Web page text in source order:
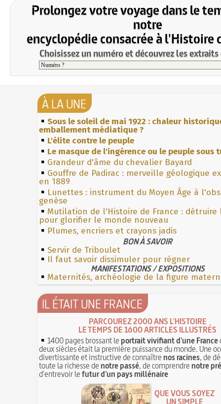
Prolongez votre voyage dans le
notre
encyclopédie consacrée à l'Histoire
Choisissez un numéro et découvrez les
À LA UNE
Sous le soleil de mai 1922 : chaleur
emballement médiatique ?
L'élite contre le peuple
Le masque de l'ingérence ou le peuple sous
Grandeur d'âme du chevalier Bayard
Gouffre de Padirac : merveille géologique
en 1889
Lunettes : instrument du Moyen Âge à
genèse
Mutilation de l'Histoire de France : détruire
pour glorifier le monde nouveau
Plumes, encriers et crayons jadis
BON À SAVOIR
Servir de Triboulet
Il faut savoir dissimuler pour régner
MANIFESTATIONS / EXPOSITIONS
Maternités, archéologie de la figure
IL ÉTAIT UNE FRANCE
PARCOUREZ 2000 ANS L'HISTOIRE
LE TEMPS DE 1600 ARTICLES ILLUSTRÉS
1400 pages brossant leportrait vivifiant d'une France
deux siècles était la première puissance du monde. Une
divertissante et instructive de connaîtrenos racines, de
toute la richesse denotre passé, de comprendrenotre
d'entrevoir lefutur d'un pays millénaire
QUE VOUS SOYEZ
UN SIMPLE